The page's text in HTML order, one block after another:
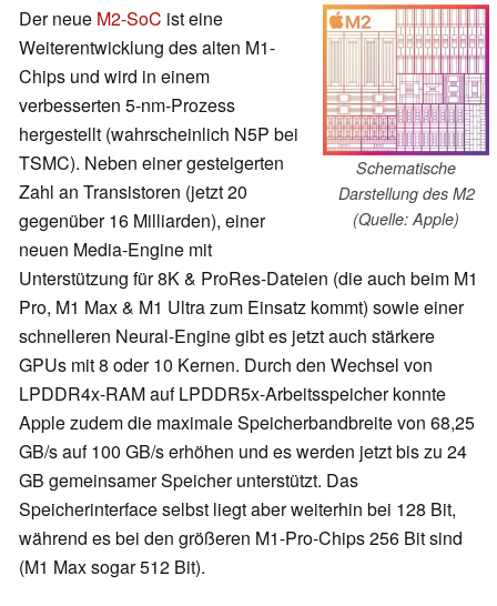
Schematische
Darstellung des M2
(Quelle: Apple)
Der neue M2-SoC ist eine
Weiterentwicklung des alten M1-
Chips und wird in einem
verbesserten 5-nm-Prozess
hergestellt (wahrscheinlich N5P bei
TSMC). Neben einer gesteigerten
Zahl an Transistoren (jetzt 20
gegenüber 16 Milliarden), einer
neuen Media-Engine mit
Unterstützung für 8K & ProRes-Dateien (die auch beim M1
Pro, M1 Max & M1 Ultra zum Einsatz kommt) sowie einer
schnelleren Neural-Engine gibt es jetzt auch stärkere
GPUs mit 8 oder 10 Kernen. Durch den Wechsel von
LPDDR4x-RAM auf LPDDR5x-Arbeitsspeicher konnte
Apple zudem die maximale Speicherbandbreite von 68,25
GB/s auf 100 GB/s erhöhen und es werden jetzt bis zu 24
GB gemeinsamer Speicher unterstützt. Das
Speicherinterface selbst liegt aber weiterhin bei 128 Bit,
während es bei den größeren M1-Pro-Chips 256 Bit sind
(M1 Max sogar 512 Bit).